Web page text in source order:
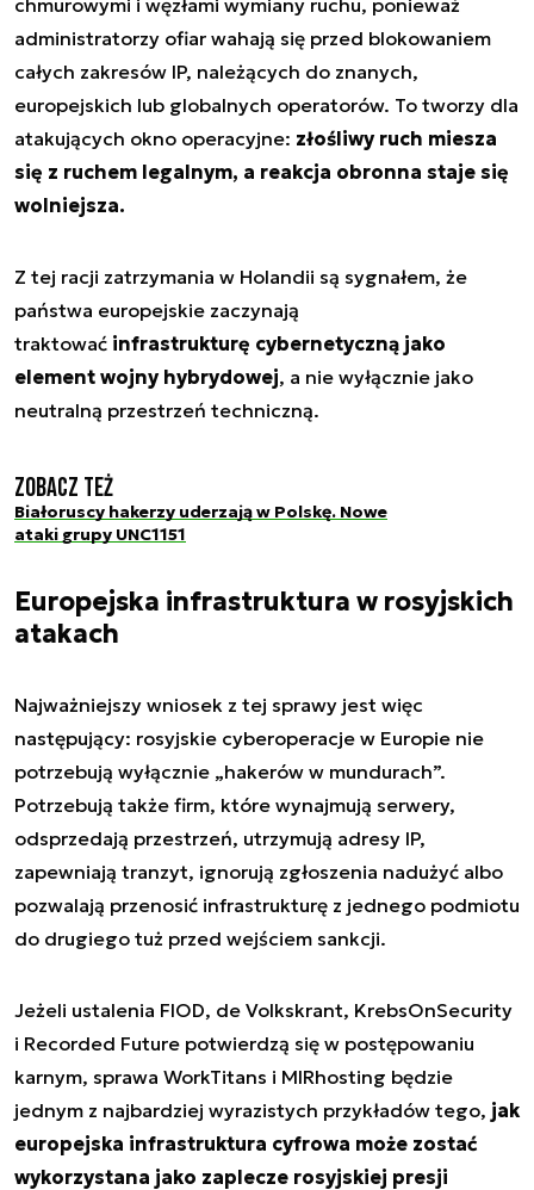
chmurowymi i węzłami wymiany ruchu, ponieważ
administratorzy ofiar wahają się przed blokowaniem
całych zakresów IP, należących do znanych,
europejskich lub globalnych operatorów. To tworzy dla
atakujących okno operacyjne: złośliwy ruch miesza
się z ruchem legalnym, a reakcja obronna staje się
wolniejsza.
Z tej racji zatrzymania w Holandii są sygnałem, że
państwa europejskie zaczynają
traktować infrastrukturę cybernetyczną jako
element wojny hybrydowej, a nie wyłącznie jako
neutralną przestrzeń techniczną.
Zobacz też
Białoruscy hakerzy uderzają w Polskę. Nowe
ataki grupy UNC1151
Europejska infrastruktura w rosyjskich
atakach
Najważniejszy wniosek z tej sprawy jest więc
następujący: rosyjskie cyberoperacje w Europie nie
potrzebują wyłącznie „hakerów w mundurach”.
Potrzebują także firm, które wynajmują serwery,
odsprzedają przestrzeń, utrzymują adresy IP,
zapewniają tranzyt, ignorują zgłoszenia nadużyć albo
pozwalają przenosić infrastrukturę z jednego podmiotu
do drugiego tuż przed wejściem sankcji.
Jeżeli ustalenia FIOD, de Volkskrant, KrebsOnSecurity
i Recorded Future potwierdzą się w postępowaniu
karnym, sprawa WorkTitans i MIRhosting będzie
jednym z najbardziej wyrazistych przykładów tego, jak
europejska infrastruktura cyfrowa może zostać
wykorzystana jako zaplecze rosyjskiej presji